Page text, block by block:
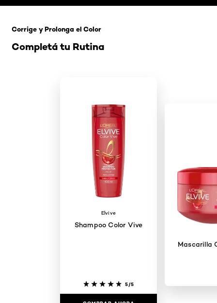
Completá tu Rutina
Corrige y Prolonga el Color
Elvive
Shampoo Color Vive
5/5
Mascarilla